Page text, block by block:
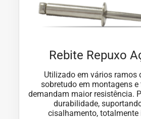
Rebite Repuxo
Utilizado em vários ramos
sobretudo em montagens e
demandam maior resistência.
durabilidade,
cisalhamento, totalmente